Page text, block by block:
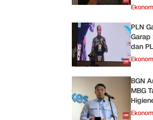
PLN
Garap
dan
BGN
MBG